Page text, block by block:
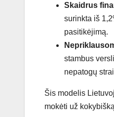
Skaidrus
surinkta iš
pasitikėjimą.
stambus
nepatogų
Šis modelis
mokėti už